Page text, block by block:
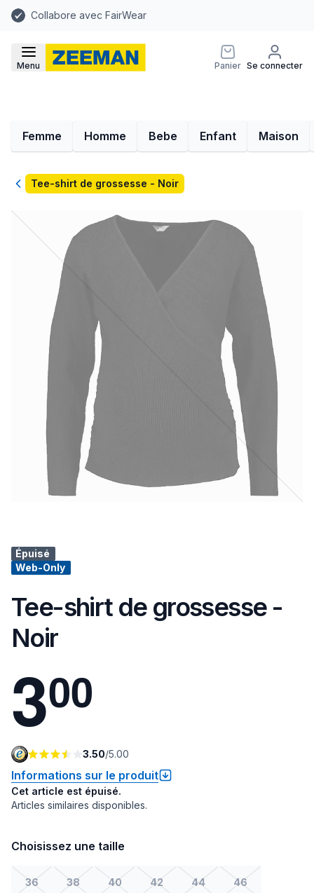
Collabore avec FairWear
Menu Panier Se connecter
Femme Homme Bebe Enfant Maison
RetourTee-shirt de grossesse - Noir
Épuisé
Web-Only
Tee-shirt de grossesse -
Noir
300
3.50/5.00
Informations sur le produit
Cet article est épuisé.
Articles similaires disponibles.
Choisissez une taille
36 38 40 42 44 46